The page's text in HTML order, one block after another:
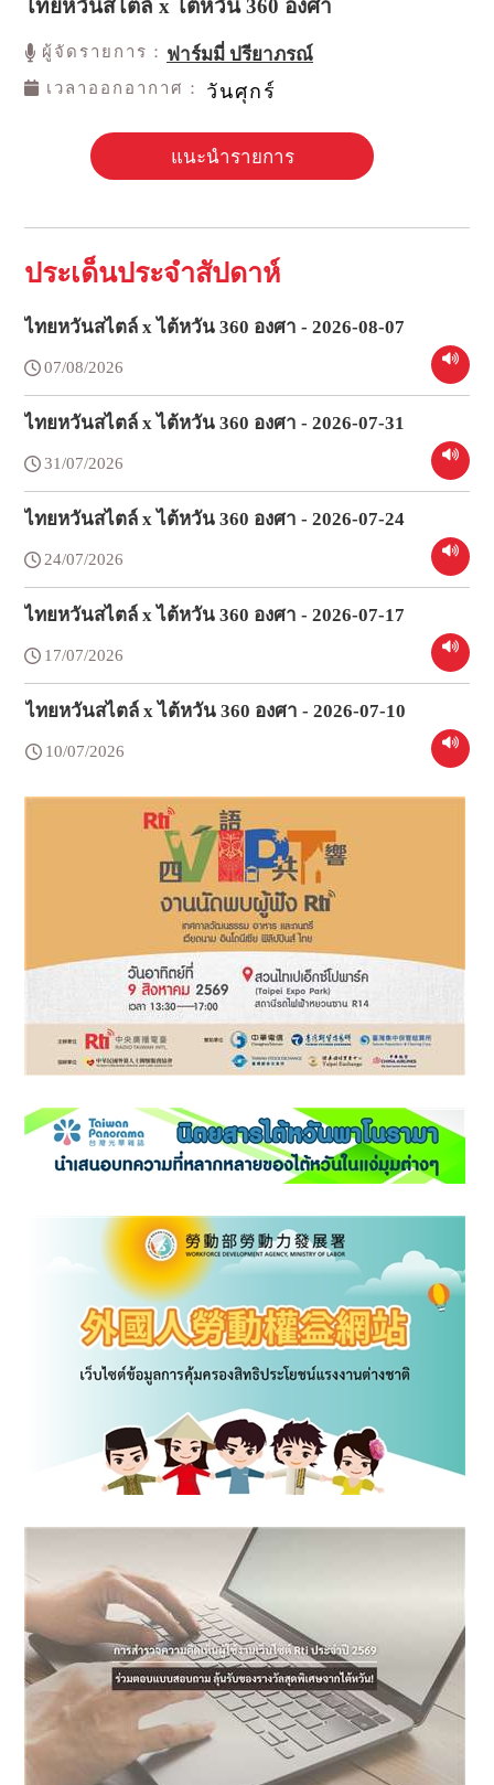
ไทยหวันสไตล์ x ไต้หวัน 360 องศา
ผู้จัดรายการ： ฟาร์มมี่ ปรียาภรณ์
เวลาออกอากาศ： วันศุกร์
แนะนำรายการ
ประเด็นประจำสัปดาห์
ไทยหวันสไตล์ x ไต้หวัน 360 องศา - 2026-08-07
07/08/2026
ไทยหวันสไตล์ x ไต้หวัน 360 องศา - 2026-07-31
31/07/2026
ไทยหวันสไตล์ x ไต้หวัน 360 องศา - 2026-07-24
24/07/2026
ไทยหวันสไตล์ x ไต้หวัน 360 องศา - 2026-07-17
17/07/2026
ไทยหวันสไตล์ x ไต้หวัน 360 องศา - 2026-07-10
10/07/2026